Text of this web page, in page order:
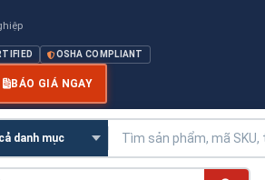
OSHA COMPLIANT
BÁO GIÁ NGAY